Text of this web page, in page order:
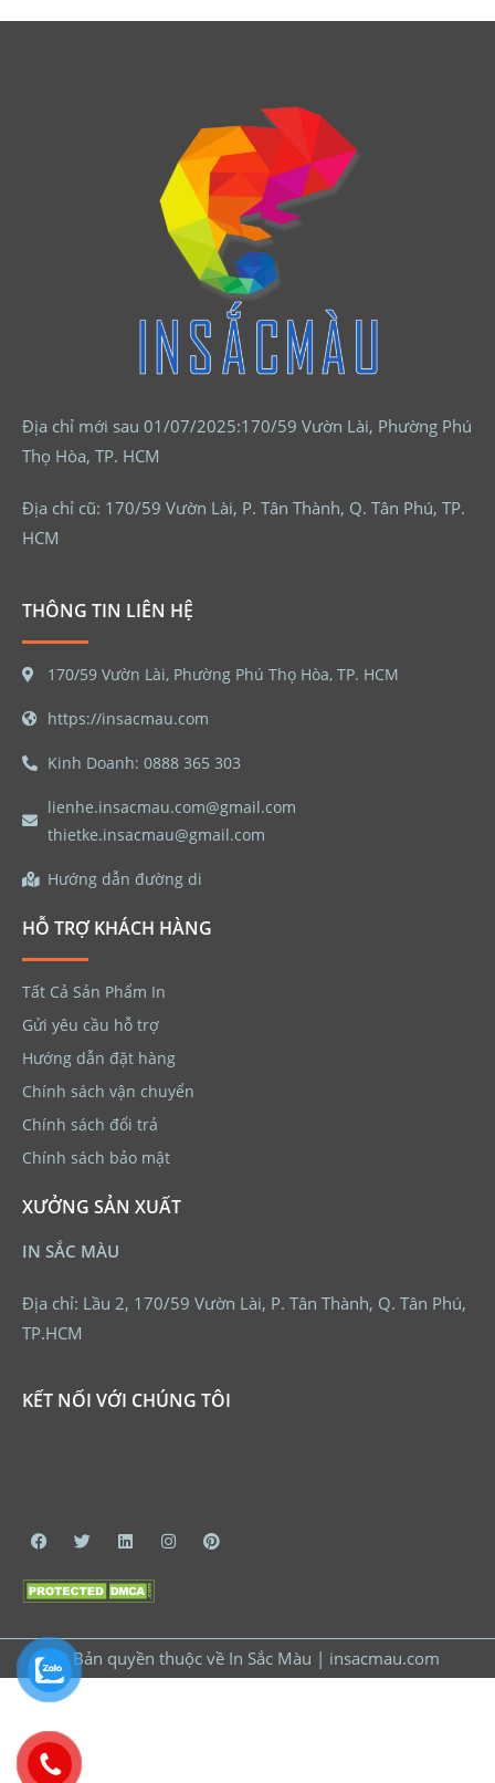
Địa chỉ mới sau 01/07/2025:170/59 Vườn Lài, Phường Phú
Thọ Hòa, TP. HCM
Địa chỉ cũ: 170/59 Vườn Lài, P. Tân Thành, Q. Tân Phú, TP.
HCM
THÔNG TIN LIÊN HỆ
170/59 Vườn Lài, Phường Phú Thọ Hòa, TP. HCM
https://insacmau.com
Kinh Doanh: 0888 365 303
lienhe.insacmau.com@gmail.com
thietke.insacmau@gmail.com
Hướng dẫn đường di
HỖ TRỢ KHÁCH HÀNG
Tất Cả Sản Phẩm In
Gửi yêu cầu hỗ trợ
Hướng dẫn đặt hàng
Chính sách vận chuyển
Chính sách đổi trả
Chính sách bảo mật
XƯỞNG SẢN XUẤT
IN SẮC MÀU
Địa chỉ: Lầu 2, 170/59 Vườn Lài, P. Tân Thành, Q. Tân Phú,
TP.HCM
KẾT NỐI VỚI CHÚNG TÔI
© Bản quyền thuộc về In Sắc Màu | insacmau.com